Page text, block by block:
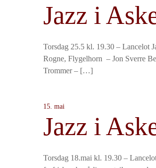
Jazz i
Torsdag 25.5 kl. 19.30 – Lancelot
Rogne, Flygelhorn – Jon Sverre
Trommer – […]
15. mai
Jazz i
Torsdag 18.mai kl. 19.30 –